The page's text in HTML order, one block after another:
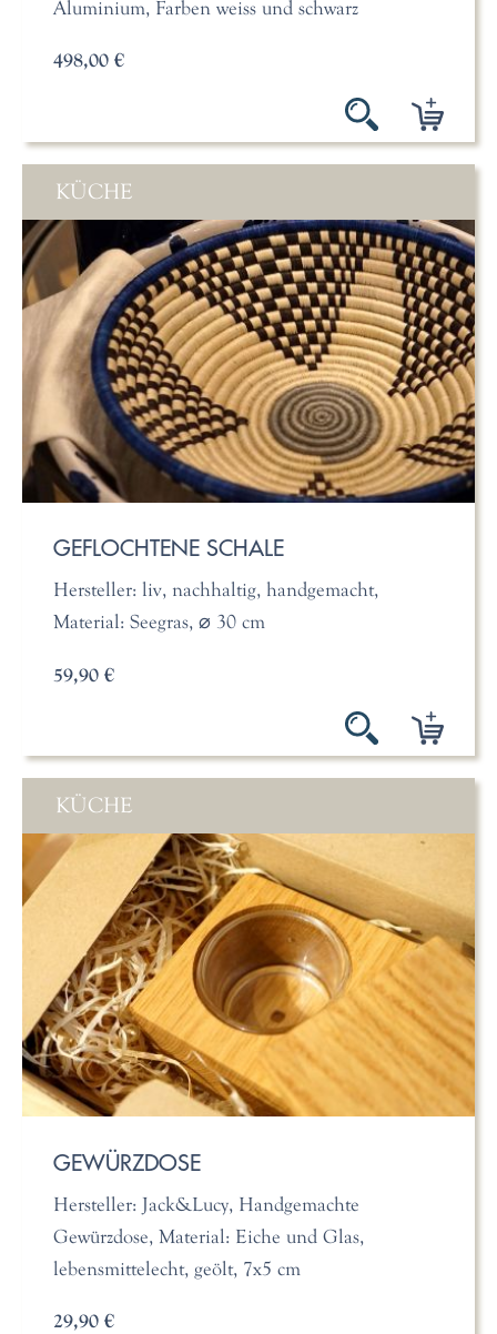
Aluminium, Farben weiss und schwarz
498,00 €
KÜCHE
GEFLOCHTENE SCHALE
Hersteller: liv, nachhaltig, handgemacht,
Material: Seegras, ⌀ 30 cm
59,90 €
KÜCHE
GEWÜRZDOSE
Hersteller: Jack&Lucy, Handgemachte
Gewürzdose, Material: Eiche und Glas,
lebensmittelecht, geölt, 7x5 cm
29,90 €